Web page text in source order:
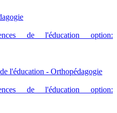
de l'éducation option:
l'éducation - Orthopédagogie
de l'éducation option: